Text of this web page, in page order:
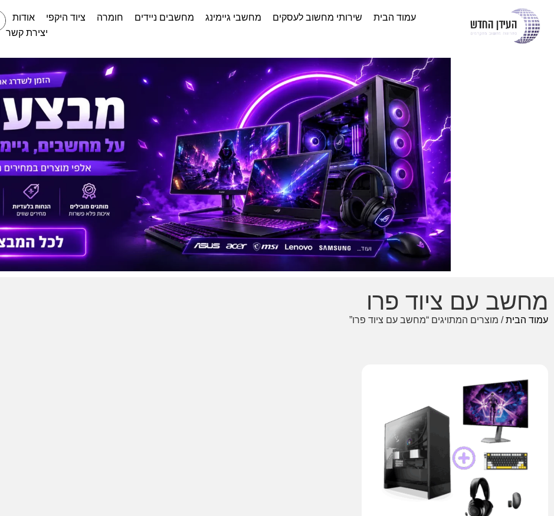
עמוד הבית שירותי מחשוב לעסקים מחשבי גיימינג מחשבים ניידים חומרה ציוד היקפי
אודות
יצירת קשר
מחשב עם ציוד פרו
עמוד הבית/ מוצרים המתויגים “מחשב עם ציוד פרו”